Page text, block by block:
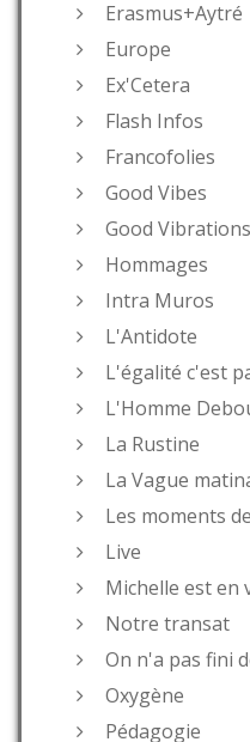
Erasmus+Aytré
Europe
Ex'Cetera
Flash Infos
Francofolies
Good Vibes
Good Vibrations
Hommages
Intra Muros
L'Antidote
L'égalité c'est
L'Homme
La Rustine
La Vague
Les moments
Live
Michelle est en
Notre transat
On n'a pas fini
Oxygène
Pédagogie